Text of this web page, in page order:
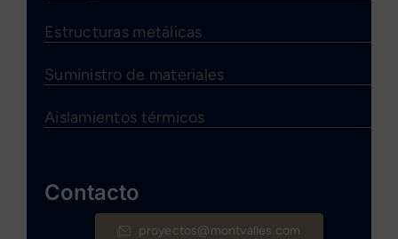
Estructuras metálicas
Suministro de materiales
Aislamientos térmicos
Contacto
proyectos@montvalles.com